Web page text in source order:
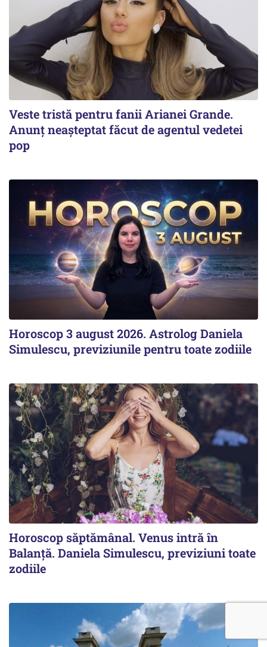
Veste tristă pentru fanii Arianei Grande.
Anunț neașteptat făcut de agentul vedetei
pop
Horoscop 3 august 2026. Astrolog Daniela
Simulescu, previziunile pentru toate zodiile
Horoscop săptămânal. Venus intră în
Balanță. Daniela Simulescu, previziuni toate
zodiile